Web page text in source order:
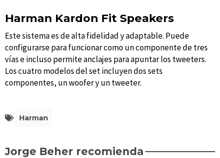
Harman Kardon Fit Speakers
Este sistema es de alta fidelidad y adaptable. Puede
configurarse para funcionar como un componente de tres
vías e incluso permite anclajes para apuntar los tweeters.
Los cuatro modelos del set incluyen dos sets
componentes, un woofer y un tweeter.
Harman
Jorge Beher recomienda